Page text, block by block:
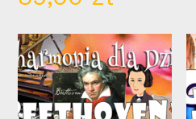
16
lis